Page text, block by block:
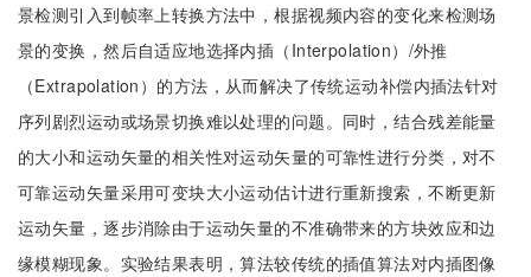
景检测引入到帧率上转换方法中，根据视频内容的变化来检测场
景的变换，然后自适应地选择内插（Interpolation）/外推
（Extrapolation）的方法，从而解决了传统运动补偿内插法针对
序列剧烈运动或场景切换难以处理的问题。同时，结合残差能量
的大小和运动矢量的相关性对运动矢量的可靠性进行分类，对不
可靠运动矢量采用可变块大小运动估计进行重新搜索，不断更新
运动矢量，逐步消除由于运动矢量的不准确带来的方块效应和边
缘模糊现象。实验结果表明，算法较传统的插值算法对内插图像